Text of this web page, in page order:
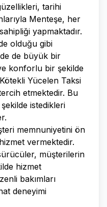
tarihi
Menteşe, her
yapmaktadır.
olduğu gibi
de büyük bir
konforlu bir şekilde
Yücelen Taksi
etmektedir. Bu
istedikleri
memnuniyetini ön
vermektedir.
müşterilerin
hizmet
bakımları
deneyimi